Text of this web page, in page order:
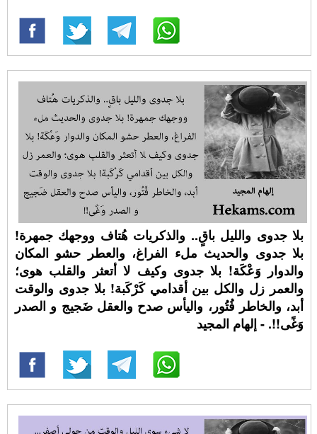
بلا جدوى والليل باقٍ.. والذكريات هُتاف ووجهك جمهرة!
بلا جدوى والحديث ملء الفراغ، والعطر حشو المكان
والدوار وَعْكَة! بلا جدوى وكيف لا أتعثر والقلب هوى؛
والعمر زل والكل بين أقدامي كَرْكَبة! بلا جدوى والوقت
أبد، والخاطر فُتُور، واليأس صدح والعقل ضَجيج و الصدر
وَغًى!!. - إلهام المجيد